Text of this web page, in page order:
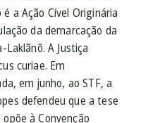
a Ação Cível Originária
da demarcação da
A Justiça
curiae. Em
em junho, ao STF, a
defendeu que a tese
à Convenção